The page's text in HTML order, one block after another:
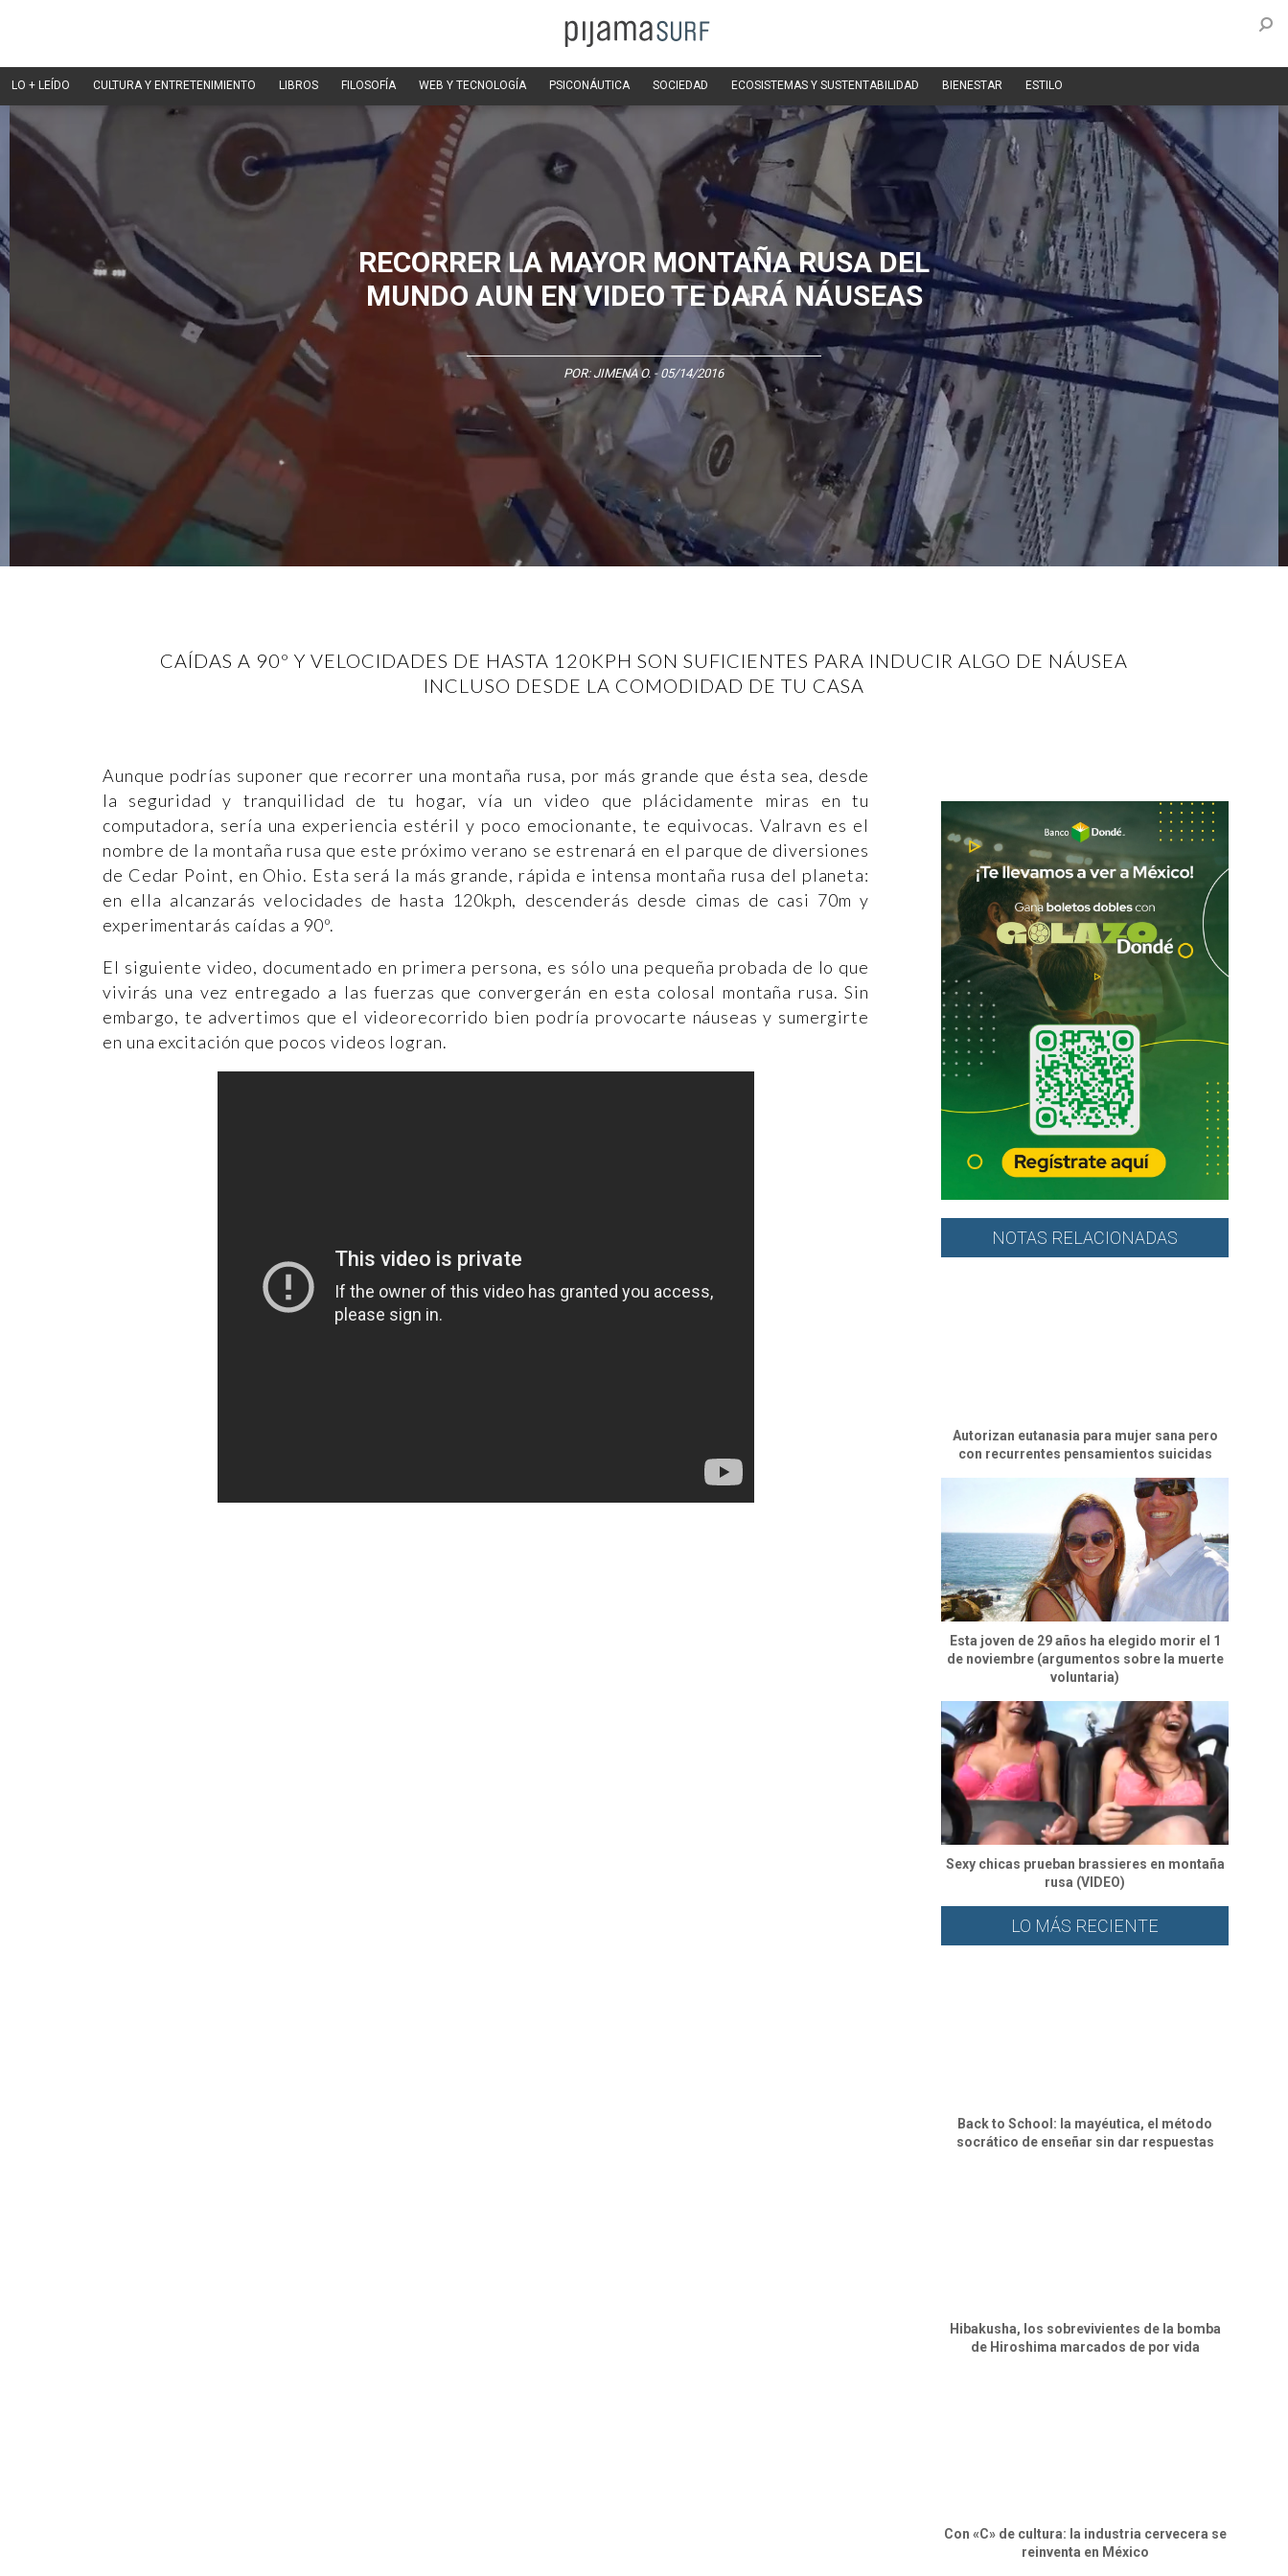
LO + LEÍDO CULTURA Y ENTRETENIMIENTO LIBROS FILOSOFÍA WEB Y TECNOLOGÍA PSICONÁUTICA SOCIEDAD ECOSISTEMAS Y SUSTENTABILIDAD BIENESTAR ESTILO
RECORRER LA MAYOR MONTAÑA RUSA DEL
MUNDO AUN EN VIDEO TE DARÁ NÁUSEAS
POR: JIMENA O. - 05/14/2016
CAÍDAS A 90º Y VELOCIDADES DE HASTA 120KPH SON SUFICIENTES PARA INDUCIR ALGO DE NÁUSEA
INCLUSO DESDE LA COMODIDAD DE TU CASA
Aunque podrías suponer que recorrer una montaña rusa, por más grande que ésta sea, desde
la seguridad y tranquilidad de tu hogar, vía un video que plácidamente miras en tu
computadora, sería una experiencia estéril y poco emocionante, te equivocas. Valravn es el
nombre de la montaña rusa que este próximo verano se estrenará en el parque de diversiones
de Cedar Point, en Ohio. Esta será la más grande, rápida e intensa montaña rusa del planeta:
en ella alcanzarás velocidades de hasta 120kph, descenderás desde cimas de casi 70m y
experimentarás caídas a 90º.
El siguiente video, documentado en primera persona, es sólo una pequeña probada de lo que
vivirás una vez entregado a las fuerzas que convergerán en esta colosal montaña rusa. Sin
embargo, te advertimos que el videorecorrido bien podría provocarte náuseas y sumergirte
en una excitación que pocos videos logran.
NOTAS RELACIONADAS
Autorizan eutanasia para mujer sana pero
con recurrentes pensamientos suicidas
Esta joven de 29 años ha elegido morir el 1
de noviembre (argumentos sobre la muerte
voluntaria)
Sexy chicas prueban brassieres en montaña
rusa (VIDEO)
LO MÁS RECIENTE
Back to School: la mayéutica, el método
socrático de enseñar sin dar respuestas
Hibakusha, los sobrevivientes de la bomba
de Hiroshima marcados de por vida
Con «C» de cultura: la industria cervecera se
reinventa en México